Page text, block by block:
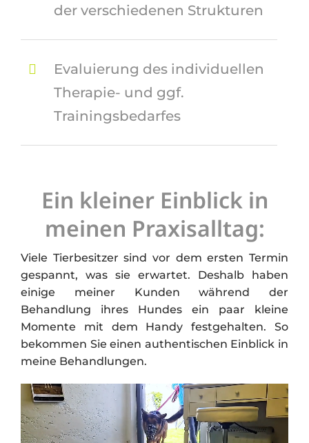
der verschiedenen Strukturen
Evaluierung des individuellen
Therapie- und ggf.
Trainingsbedarfes
Ein kleiner Einblick in
meinen Praxisalltag:
Viele Tierbesitzer sind vor dem ersten Termin
gespannt, was sie erwartet. Deshalb haben
einige meiner Kunden während der
Behandlung ihres Hundes ein paar kleine
Momente mit dem Handy festgehalten. So
bekommen Sie einen authentischen Einblick in
meine Behandlungen.